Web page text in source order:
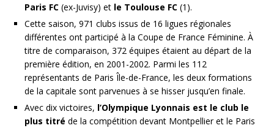
Paris FC (ex-Juvisy) et le Toulouse FC (1).
Cette saison, 971 clubs issus de 16 ligues régionales
différentes ont participé à la Coupe de France Féminine. À
titre de comparaison, 372 équipes étaient au départ de la
première édition, en 2001-2002. Parmi les 112
représentants de Paris Île-de-France, les deux formations
de la capitale sont parvenues à se hisser jusqu’en finale.
Avec dix victoires, l’Olympique Lyonnais est le club le
plus titré de la compétition devant Montpellier et le Paris